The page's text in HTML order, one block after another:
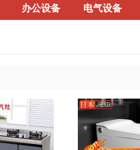
办公设备 电气设备